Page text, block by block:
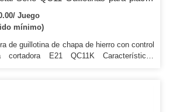
cizalla Máquina cortadora mecánica
Juego
mínimo)
de guillotina de chapa de hierro con control
cortadora E21 QC11K Características